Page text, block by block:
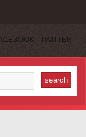
TWITTER